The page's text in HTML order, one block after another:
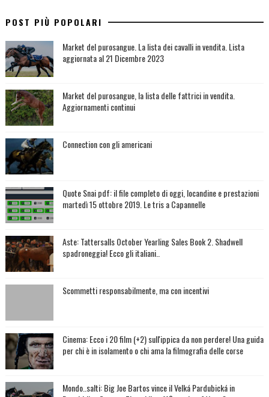
POST PIÙ POPOLARI
Market del purosangue. La lista dei cavalli in vendita. Lista
aggiornata al 21 Dicembre 2023
Market del purosangue, la lista delle fattrici in vendita.
Aggiornamenti continui
Connection con gli americani
Quote Snai pdf: il file completo di oggi, locandine e prestazioni
martedì 15 ottobre 2019. Le tris a Capannelle
Aste: Tattersalls October Yearling Sales Book 2. Shadwell
spadroneggia! Ecco gli italiani..
Scommetti responsabilmente, ma con incentivi
Cinema: Ecco i 20 film (+2) sull'ippica da non perdere! Una guida
per chi è in isolamento o chi ama la filmografia delle corse
Mondo..salti: Big Joe Bartos vince il Velká Pardubická in